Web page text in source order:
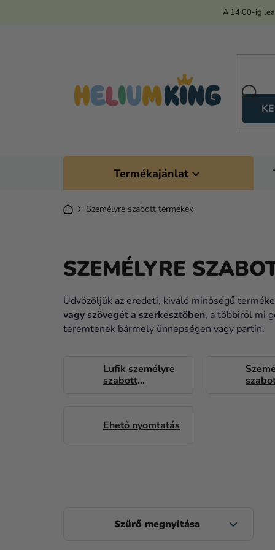
A 14:00-ig
Termékajánlat
KezdőlapSzemélyre szabott termékek
SZEMÉLYRE
Üdvözöljük az eredeti, kiváló minőségű
vagy szövegét a szerkesztőben, a többiről mi
teremtenek bármely ünnepségen vagy partin.
Lufik személyre
szabott
Ehető nyomtatás